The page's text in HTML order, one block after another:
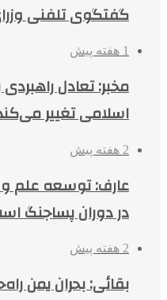
گفتگوی تلفنی
1 هفته پیش
مخبر: تعادل
اسلامی تغییر
2 هفته پیش
عارف: توسعه علم و
در دوران پساجنگ
2 هفته پیش
بقائی: بحران یمن